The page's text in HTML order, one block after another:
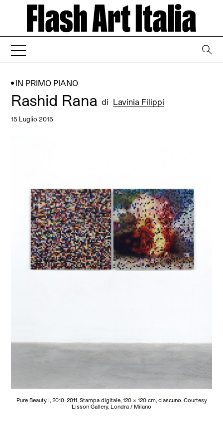
IN PRIMO PIANO
Rashid Ranadi Lavinia Filippi
15 Luglio 2015
Pure Beauty I, 2010-2011. Stampa digitale, 120 x 120 cm, ciascuno. Courtesy
Lisson Gallery, Londra / Milano